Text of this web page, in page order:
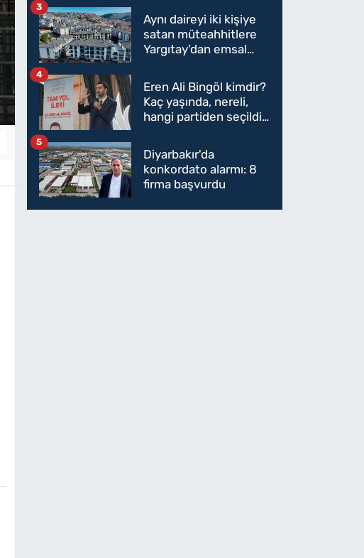
oldu
Aynı daireyi iki kişiye
satan müteahhitlere
Yargıtay'dan emsal
3
Eren Ali Bingöl kimdir?
Kaç yaşında, nereli,
hangi partiden seçildi?
Parti'ye mi geçecek?
4
Diyarbakır'da
konkordato alarmı: 8
firma başvurdu
5